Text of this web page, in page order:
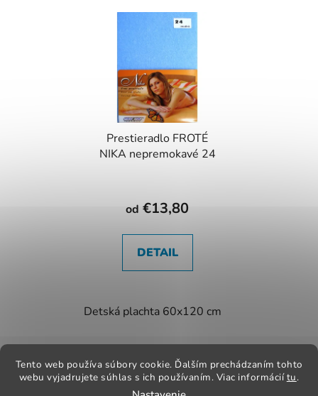
Tento web používa súbory cookie. Ďalším prechádzaním tohto
webu vyjadrujete súhlas s ich používaním. Viac informáciítu.
Prestieradlo FROTÉ
NIKA nepremokavé 24
od €13,80
DETAIL
Detská plachta 60x120 cm
Z
Kontakt Obchodné podmienky
Odstúpenie od zmluvy
Reklamačný poriadok Obchodné podmienky